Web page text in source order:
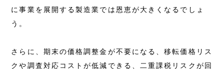
に事業を展開する製造業では恩恵が大きくなるでしょ
う。
さらに、期末の価格調整金が不要になる、移転価格リス
クや調査対応コストが低減できる、二重課税リスクが回